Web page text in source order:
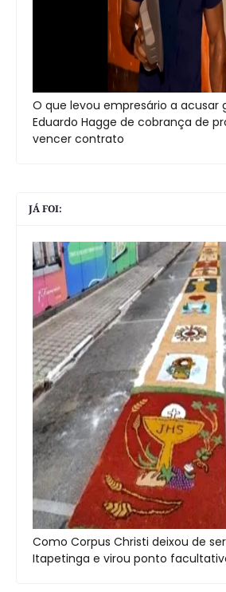
O que levou empresário a acusar
Eduardo Hagge de cobrança de
vencer contrato
JÁ FOI:
Como Corpus Christi deixou de
Itapetinga e virou ponto